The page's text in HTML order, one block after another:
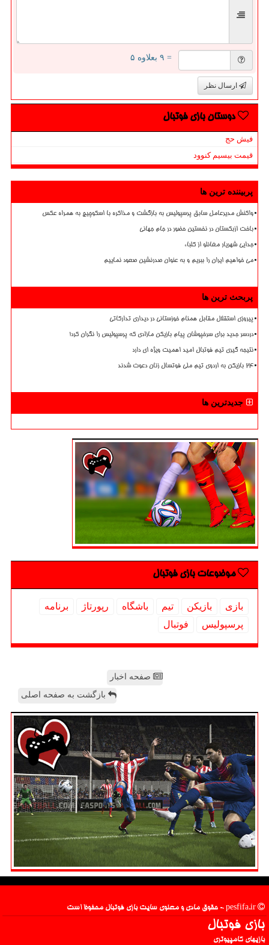
= ۹ بعلاوه ۵
ارسال نظر
دوستان بازی فوتبال
فیش حج
قیمت بیسیم کنوود
پربیننده ترین ها
واکنش مدیرعامل سابق پرسپولیس به بازگشت و مذاکره با اسکوچیچ به همراه عکس
باخت ازبکستان در نخستین حضور در جام جهانی
جدایی شهریار مغانلو از کلباء
می خواهیم ایران را ببریم و به عنوان صدرنشین صعود نماییم
پربحث ترین ها
پیروزی استقلال مقابل همنام خوزستانی در دیداری تدارکاتی
دردسر جدید برای سرخپوشان پیام بازیکن مازادی که پرسپولیس را نگران کرد!
نتیجه گیری تیم فوتبال امید اهمیت ویژه ای دارد
۲۴ بازیکن به اردوی تیم ملی فوتسال زنان دعوت شدند
جدیدترین ها
موضوعات بازی فوتبال
بازی بازیكن تیم باشگاه رپورتاژ
برنامه
پرسپولیس
فوتبال
صفحه اخبار
بازگشت به صفحه اصلی
بازی فوتبال
بازیهای کامپیوتری